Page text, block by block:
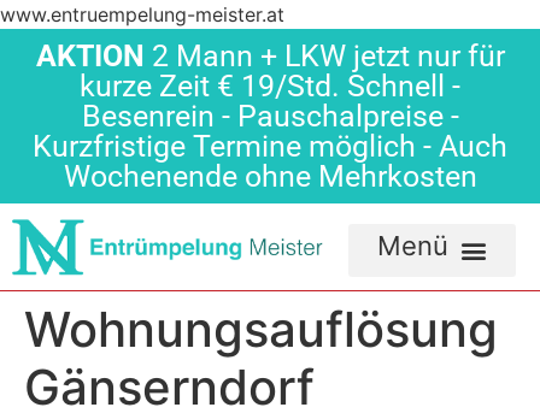
www.entruempelung-meister.at
AKTION 2 Mann + LKW jetzt nur für
kurze Zeit € 19/Std. Schnell -
Besenrein - Pauschalpreise -
Kurzfristige Termine möglich - Auch
Wochenende ohne Mehrkosten
Wohnungsauflösung
Gänserndorf